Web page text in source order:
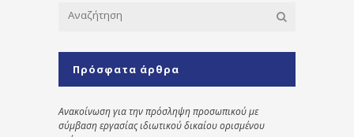
Πρόσφατα άρθρα
Ανακοίνωση για την πρόσληψη προσωπικού με
σύμβαση εργασίας ιδιωτικού δικαίου ορισμένου